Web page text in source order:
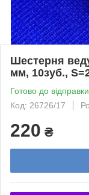
Шестерня
мм, 10зуб.,
Готово до відправки
Код: 26726/17
220 ₴